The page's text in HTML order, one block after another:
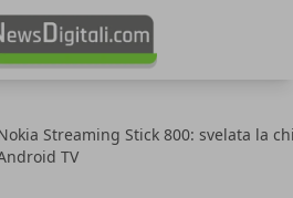
Streaming Stick 800: svelata la
TV